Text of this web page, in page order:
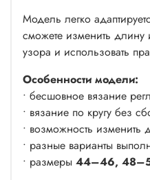
Модель легко
сможете изменить длину
узора и использовать
Особенности модели:
• бесшовное вязание
• вязание по кругу без
• возможность изменить
• разные варианты
• размеры 44–46,